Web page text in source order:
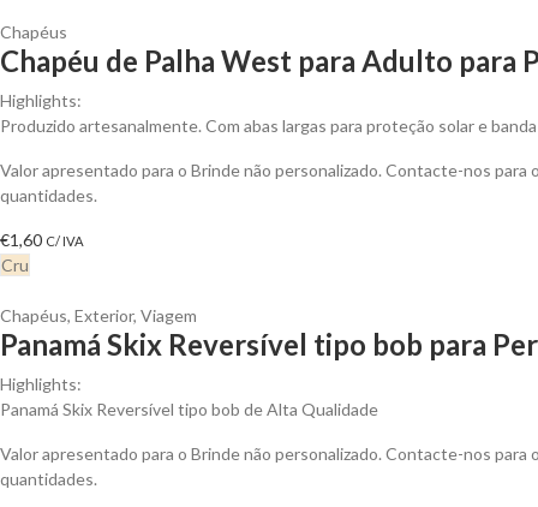
Chapéus
Chapéu de Palha West para Adulto para
Highlights:
Produzido artesanalmente. Com abas largas para proteção solar e
Valor apresentado para o Brinde não personalizado. Contacte-nos
quantidades.
€1,60 C/ IVA
Cru
Chapéus, Exterior, Viagem
Panamá Skix Reversível tipo bob para
Highlights:
Panamá Skix Reversível tipo bob de Alta Qualidade
Valor apresentado para o Brinde não personalizado. Contacte-nos
quantidades.